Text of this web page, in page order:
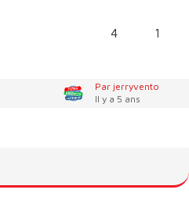
4 1
Par jerryvento
Il y a 5 ans